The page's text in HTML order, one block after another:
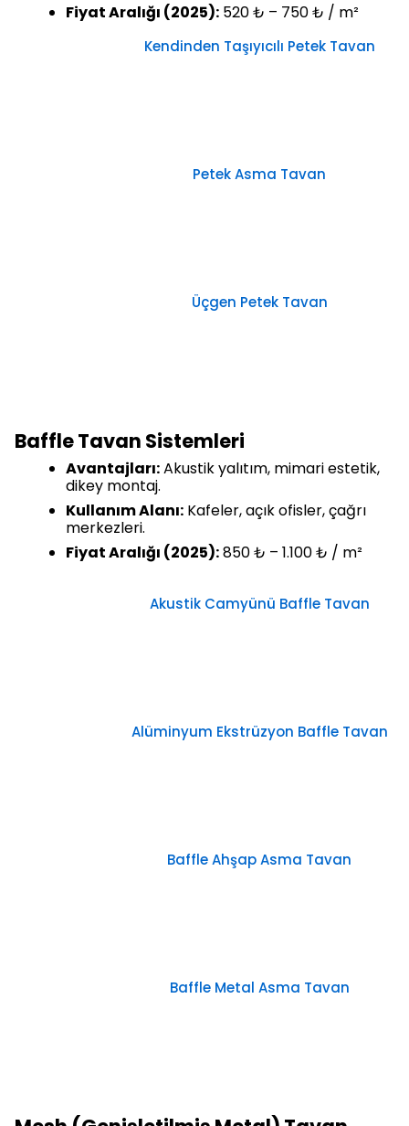
Fiyat Aralığı (2025): 520 ₺ – 750 ₺ / m²
Kendinden Taşıyıcılı Petek Tavan
Petek Asma Tavan
Üçgen Petek Tavan
Baffle Tavan Sistemleri
Avantajları:Akustik yalıtım, mimari estetik,
dikey montaj.
Kullanım Alanı: Kafeler, açık ofisler, çağrı
merkezleri.
Fiyat Aralığı (2025):850 ₺ – 1.100 ₺ / m²
Akustik Camyünü Baffle Tavan
Alüminyum Ekstrüzyon Baffle Tavan
Baffle Ahşap Asma Tavan
Baffle Metal Asma Tavan